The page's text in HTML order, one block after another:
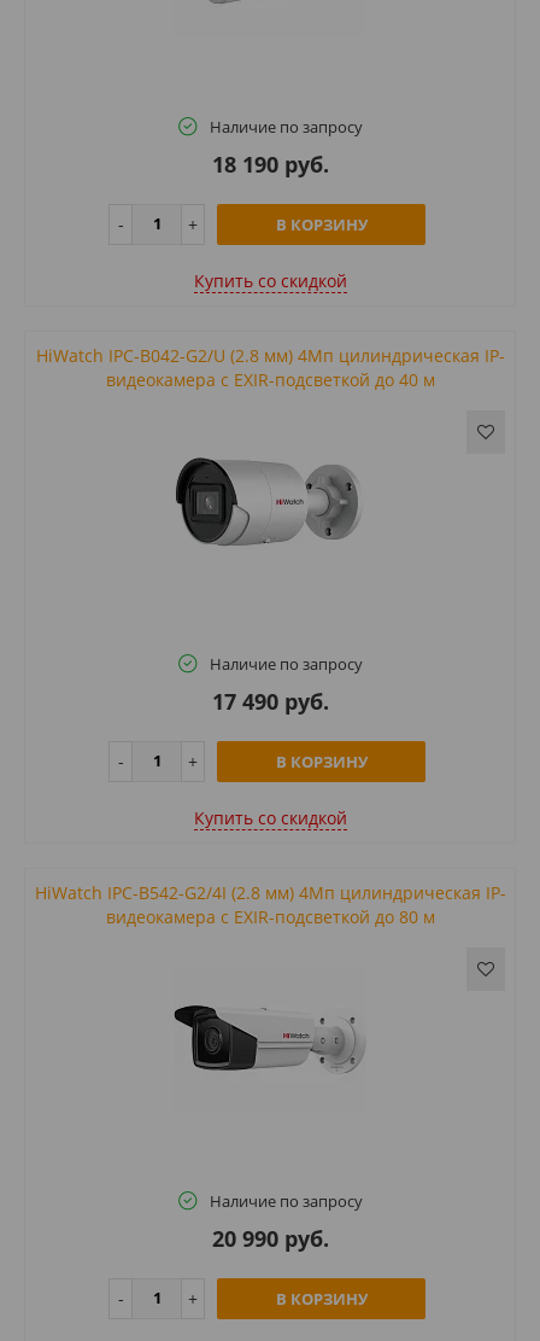
Наличие по запросу
18 190 руб.
В КОРЗИНУ
Купить cо скидкой
HiWatch IPC-B042-G2/U (2.8 мм) 4Мп цилиндрическая IP-
видеокамера с EXIR-подсветкой до 40 м
Наличие по запросу
17 490 руб.
В КОРЗИНУ
Купить cо скидкой
HiWatch IPC-B542-G2/4I (2.8 мм) 4Мп цилиндрическая IP-
видеокамера с EXIR-подсветкой до 80 м
Наличие по запросу
20 990 руб.
В КОРЗИНУ